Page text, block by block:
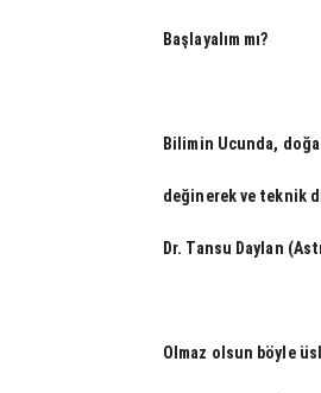
Başlayalım mı?
Bilimin Ucunda,
değinerek ve teknik
Dr. Tansu Daylan
Olmaz olsun böyle